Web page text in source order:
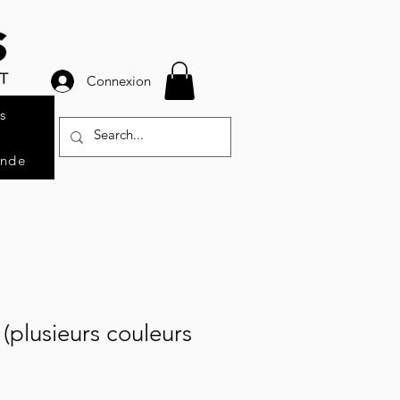
Connexion
couleurs